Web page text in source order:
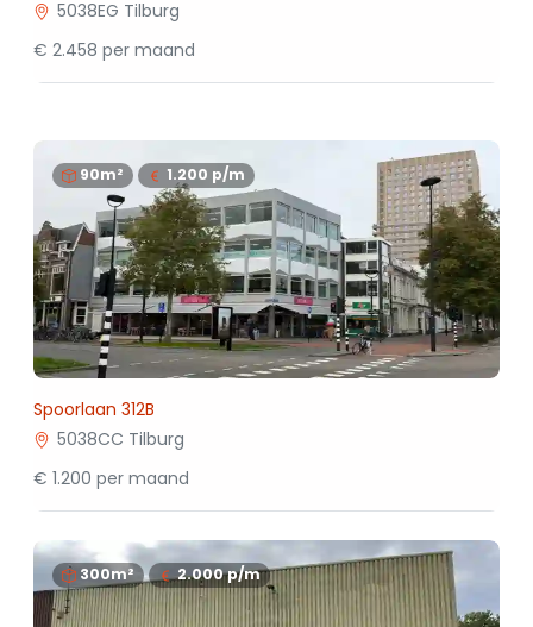
5038EG Tilburg
€ 2.458 per maand
90m² 1.200 p/m
Spoorlaan 312B
5038CC Tilburg
€ 1.200 per maand
300m² 2.000p/m